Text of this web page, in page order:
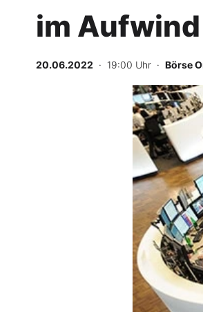
BO-Musterdepots
Experten
Mein B:O
Mein Konto
Folgen Sie uns
Kontakt
im Aufwind
20.06.2022 · 19:00 Uhr · Börse